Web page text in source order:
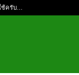
ช้ครับ...